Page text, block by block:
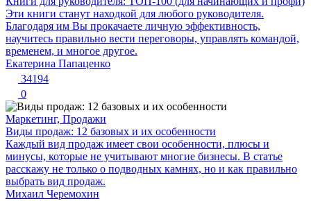
Эти книги станут находкой для любого руководителя.
Благодаря им Вы прокачаете личную эффективность,
научитесь правильно вести переговоры, управлять командой,
временем, и многое другое.
Екатерина Папаценко
34194
0
Маркетинг, Продажи
Виды продаж: 12 базовых и их особенности
Каждый вид продаж имеет свои особенности, плюсы и
минусы, которые не учитывают многие бизнесы. В статье
расскажу не только о подводных камнях, но и как правильно
выбрать вид продаж.
Михаил Черемохин